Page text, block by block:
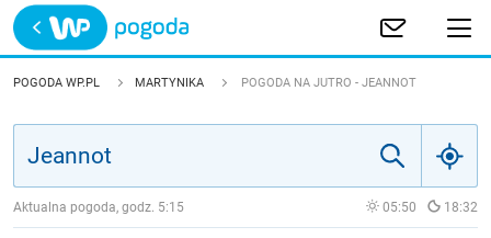
Trwa ładowanie
POLSKA
POGODA WP.PL MARTYNIKA POGODA NA JUTRO - JEANNOT
Aktualna pogoda, godz. 5:15 05:50 18:32